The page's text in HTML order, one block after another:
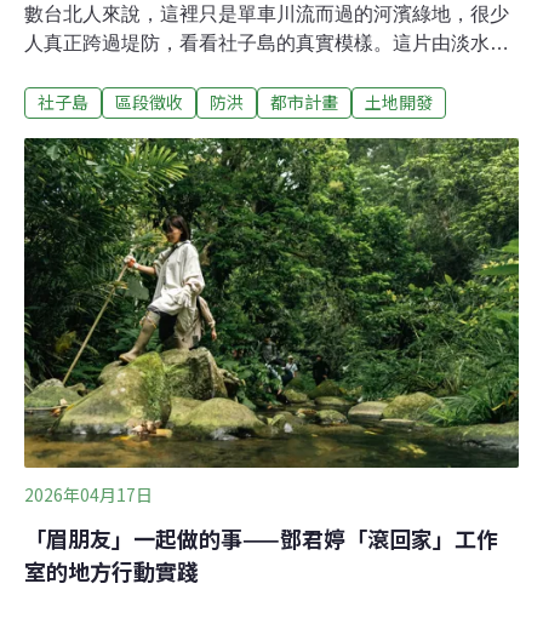
數台北人來說，這裡只是單車川流而過的河濱綠地，很少
人真正跨過堤防，看看社子島的真實模樣。這片由淡水河
順應水文和沙洲的位置，逐漸發展出溪洲底、溪砂尾、浮
洲底聚落的老人家稱淡水河為「前港」，稱基隆河為「後
港」，一前一後，正如同家門的進出通道 。社子島的前世
今生 防洪計畫改變社子島的命運兩河帶來漁獲與交通，也
帶來水患。早年社子島建築普遍墊高地基，閣樓氣窗都是
為了因應河水侵擾而設置。聚落因水而生，也因為水，面
對了跟台北其他地方截然不同的命運。最嚴重的一場洪災
是1963年9月的葛樂禮颱風，當時整個台北淹水三天三
夜，在地的老人家回憶，當年水災幾乎快淹到屋頂，居民
自己開船到台北拿民生物資回來。葛樂禮颱風後，政府為
了保護大台北核心區域，將社子島劃為堤防外的洪
社子島 區段徵收 防洪 都市計畫 土地開發
2026年04月17日
「眉朋友」一起做的事——鄧君婷「滾回家」工作
室的地方行動實踐